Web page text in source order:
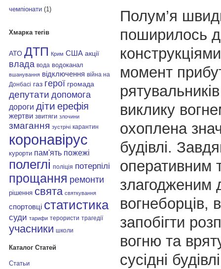
чемпіонати(1)
Хмарка тегів
АТО ДТП Крим США акції
влада вода водоканал
вшанування відключення війна на
Донбасі газ герої громада
депутати допомога
дороги діти ерефія
жертви звитяги злочини
змагання зустрічі карантин
коронавірус
курорти пам'ять пожежі
полеглі поліція потерпілі
прощання ремонти
рішення свята святкування
спортовці статистика
суди тарифи терористи трагедії
учасники школи
Каталог Статей
Статьи
Полум’я
поширилось
момент
виклику
охоплена
будівлі.
оперативним
злагодженим
вогнеборців,
запобігти
вогню та
сусідні